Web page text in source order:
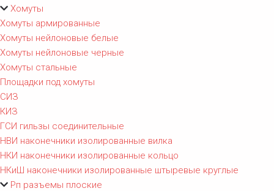
Хомуты
Хомуты армированные
Хомуты нейлоновые белые
Хомуты нейлоновые черные
Хомуты стальные
Площадки под хомуты
СИЗ
КИЗ
ГСИ гильзы соединительные
НВИ наконечники изолированные вилка
НКИ наконечники изолированные кольцо
НКиШ наконечники изолированные штыревые круглые
Рп разъемы плоские